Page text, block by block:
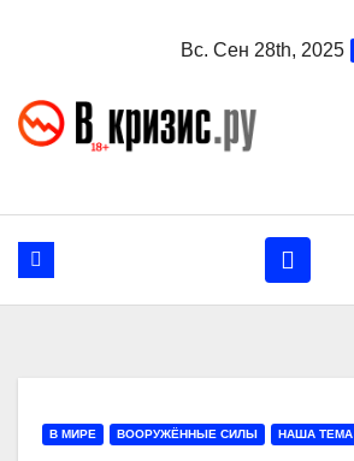
Вс. Сен 28th, 2025
В МИРЕ ВООРУЖЁННЫЕ СИЛЫ НАША ТЕМА